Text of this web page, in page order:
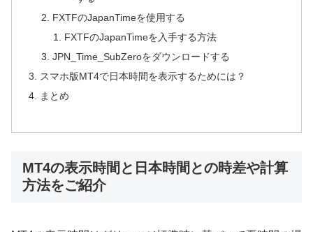
FXTFのJapanTimeを使用する
FXTFのJapanTimeを入手する方法
JPN_Time_SubZeroをダウンロードする
スマホ版MT4で日本時間を表示するためには？
まとめ
MT4の表示時間と日本時間との時差や計算
方法をご紹介